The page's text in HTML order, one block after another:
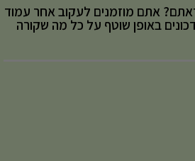
אתם מוזמנים לעקוב אחר עמוד
באופן שוטף על כל מה שקורה